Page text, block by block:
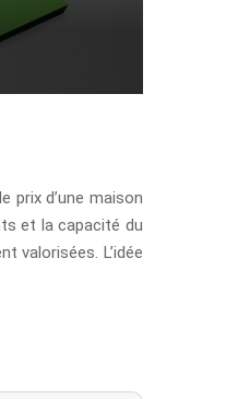
prix d’une maison
et la capacité du
valorisées. L’idée